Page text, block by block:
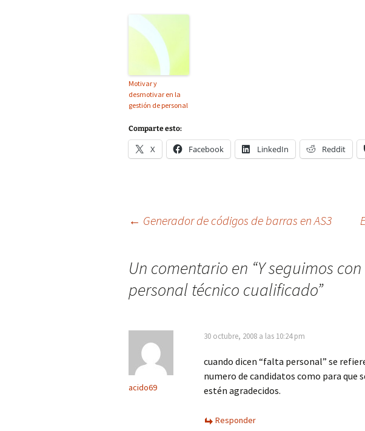
Motivar y
desmotivar en la
gestión de personal
Comparte esto:
X Facebook LinkedIn Reddit
Navegación
← Generador de códigos de barras en AS3
Un comentario en “Y seguimos
personal técnico cualificado”
acido69
30 octubre, 2008 a las 10:24 pm
cuando dicen “falta personal” se
numero de candidatos como para que
estén agradecidos.
Responder